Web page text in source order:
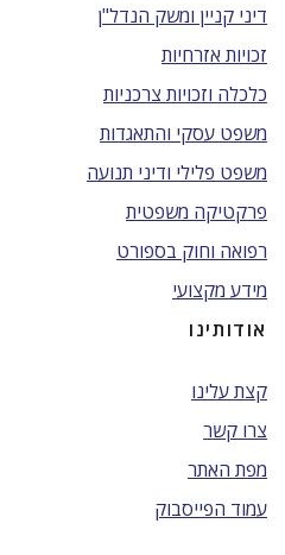
דיני קניין ומשק הנדל"ן
זכויות אזרחיות
כלכלה וזכויות צרכניות
משפט עסקי והתאגדות
משפט פלילי ודיני תנועה
פרקטיקה משפטית
רפואה וחוק בספורט
מידע מקצועי
אודותינו
קצת עלינו
צרו קשר
מפת האתר
עמוד הפייסבוק